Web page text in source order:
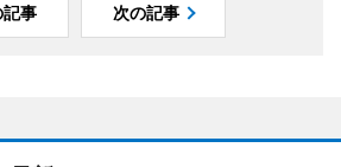
事 次の記事